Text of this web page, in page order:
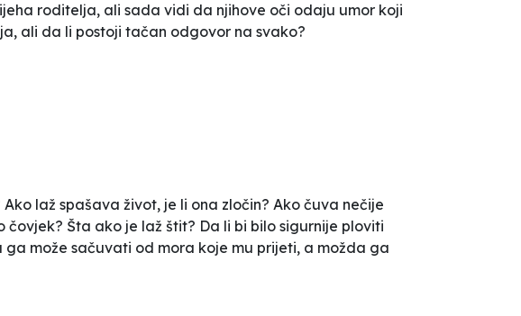
roditelja, ali sada vidi da njihove oči odaju umor koji
ali da li postoji tačan odgovor na svako?
laž spašava život, je li ona zločin? Ako čuva nečije
čovjek? Šta ako je laž štit? Da li bi bilo sigurnije ploviti
može sačuvati od mora koje mu prijeti, a možda ga